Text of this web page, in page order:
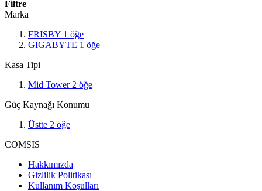
Filtre
Marka
FRISBY 1 öğe
GIGABYTE 1 öğe
Kasa Tipi
Mid Tower 2 öğe
Güç Kaynağı Konumu
Üstte 2 öğe
COMSIS
Hakkımızda
Gizlilik Politikası
Kullanım Koşulları